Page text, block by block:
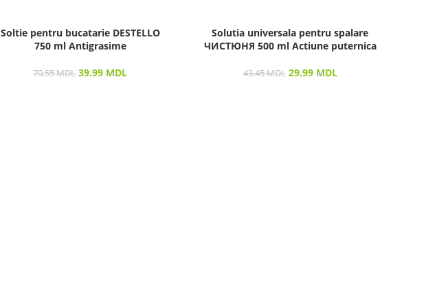
Soltie pentru bucatarie DESTELLO
750 ml Antigrasime
70.55MDL 39.99 MDL
Solutia universala pentru spalare
ЧИСТЮНЯ 500 ml Actiune puternica
43.45MDL 29.99 MDL